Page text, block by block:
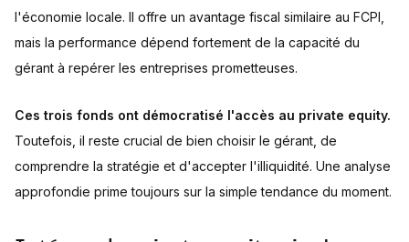
l'économie locale. Il offre un avantage fiscal similaire au FCPI,
mais la performance dépend fortement de la capacité du
gérant à repérer les entreprises prometteuses.
Ces trois fonds ont démocratisé l'accès au private equity.
Toutefois, il reste crucial de bien choisir le gérant, de
comprendre la stratégie et d'accepter l'illiquidité. Une analyse
approfondie prime toujours sur la simple tendance du moment.